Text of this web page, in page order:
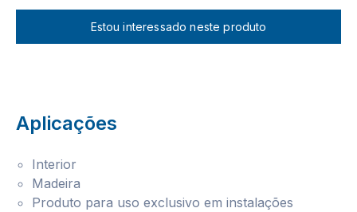
Estou interessado neste produto
Aplicações
Interior
Madeira
Produto para uso exclusivo em instalações